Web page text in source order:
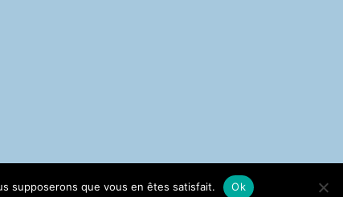
supposerons que vous en êtes satisfait. Ok